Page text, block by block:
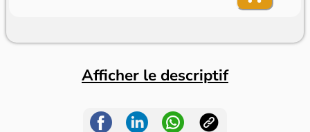
Afficher le descriptif